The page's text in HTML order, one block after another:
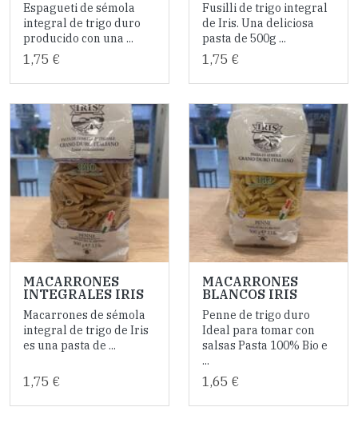
Espagueti de sémola
integral de trigo duro
producido con una ...
1,75 €
Fusilli de trigo integral
de Iris. Una deliciosa
pasta de 500g ...
1,75 €
MACARRONES
INTEGRALES IRIS
Macarrones de sémola
integral de trigo de Iris
es una pasta de ...
1,75 €
MACARRONES
BLANCOS IRIS
Penne de trigo duro
Ideal para tomar con
salsas Pasta 100% Bio e
...
1,65 €